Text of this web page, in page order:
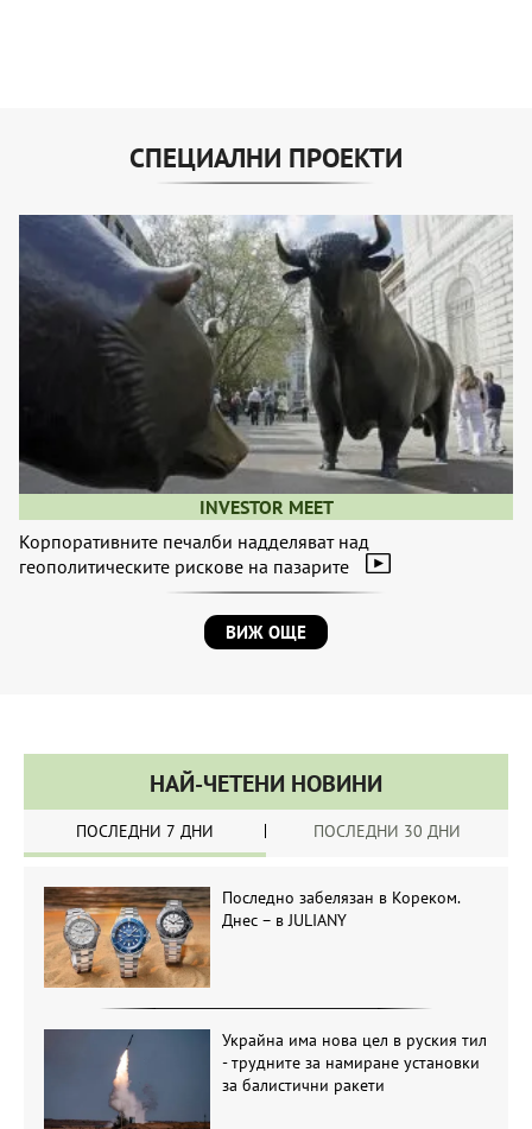
СПЕЦИАЛНИ ПРОЕКТИ
INVESTOR MEET
Корпоративните печалби надделяват над
геополитическите рискове на пазарите
ВИЖ ОЩЕ
НАЙ-ЧЕТЕНИ НОВИНИ
ПОСЛЕДНИ 7 ДНИ ПОСЛЕДНИ 30 ДНИ
Последно забелязан в Кореком.
Днес – в JULIANY
Украйна има нова цел в руския тил
- трудните за намиране установки
за балистични ракети